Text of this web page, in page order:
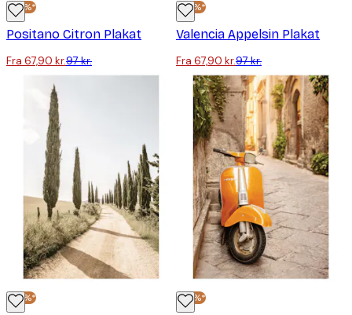
-30%*
Positano Citron Plakat
Fra 67,90 kr.97 kr.
-30%*
Valencia Appelsin Plakat
Fra 67,90 kr.97 kr.
-30%* -30%*